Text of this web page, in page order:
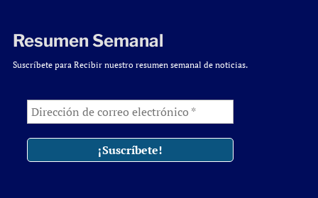
Resumen Semanal
Suscríbete para Recibir nuestro resumen semanal de noticias.